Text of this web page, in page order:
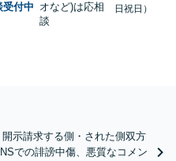
受付中 オなど)は応相
談
日祝日）
示請求する側・された側双方
での誹謗中傷、悪質なコメン